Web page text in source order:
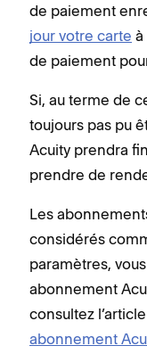
de paiement
jour votre carte à
de paiement
Si, au terme de
toujours pas pu
Acuity prendra
prendre de
Les
considérés
paramètres,
abonnement
consultez l’article
abonnement